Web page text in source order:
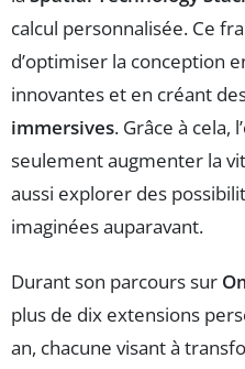
calcul personnalisée. Ce
d’optimiser la conception
innovantes et en créant
immersives. Grâce à cela,
seulement augmenter la
aussi explorer des
imaginées auparavant.
Durant son parcours sur
plus de dix extensions
an, chacune visant à